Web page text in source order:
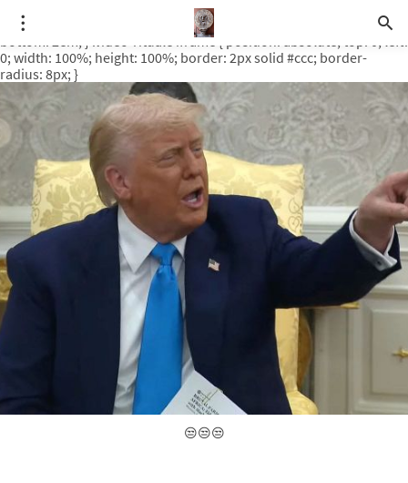
.video-rituale { position: relative; padding-bottom: 56.25%; /* 16:9
ratio */ height: 0; overflow: hidden; margin-top: 3em; margin-
bottom: 2em; } .video-rituale iframe { position: absolute; top: 0; left:
0; width: 100%; height: 100%; border: 2px solid #ccc; border-
radius: 8px; }
😒😒😒